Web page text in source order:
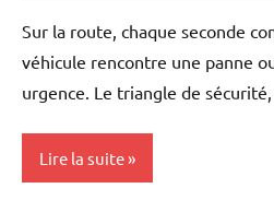
Sur la route, chaque seconde
véhicule rencontre une panne
urgence. Le triangle de
Lire la suite